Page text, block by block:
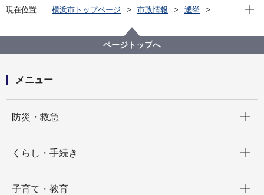
現在位置 横浜市トップページ 市政情報
選挙
現在
ページトップへ
メニュー
防災・救急
くらし・手続き
子育て・教育